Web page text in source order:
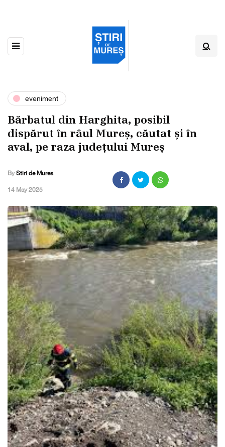
eveniment
Bărbatul din Harghita, posibil
dispărut în râul Mureș, căutat și în
aval, pe raza județului Mureș
By Stiri de Mures
,14 May 2025